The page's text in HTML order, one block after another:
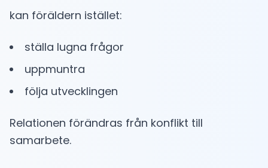
kan föräldern istället:
ställa lugna frågor
uppmuntra
följa utvecklingen
Relationen förändras från konflikt till
samarbete.